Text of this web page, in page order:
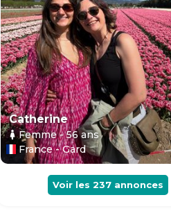
Catherine
Femme- 56ans
France - Gard
Voir les 237 annonces